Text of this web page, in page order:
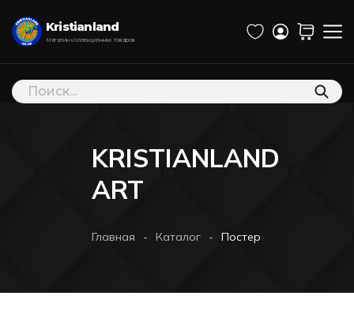
Kristianland
Магазин коллекционных товаров
Поиск
товаров
KRISTIANLAND
ART
Главная - Каталог - Постер Человек-паук